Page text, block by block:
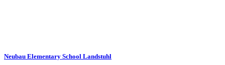
Neubau Elementary School Landstuhl